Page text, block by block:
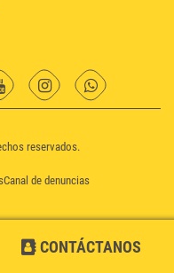
CONTÁCTANOS
instagramWhatsapp
reservados.
Canal de denuncias